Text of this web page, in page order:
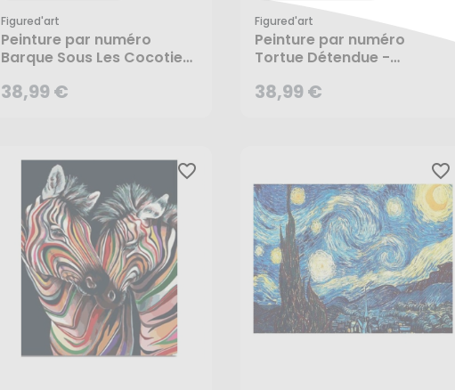
Figured'art
Peinture par numéro
Barque Sous Les Cocotiers
38,99 €CRÉER UNE ALERTE
Figured'art
Peinture par numéro
Tortue Détendue -
38,99 €CRÉER UNE ALERTE
favorite_border favorite_border